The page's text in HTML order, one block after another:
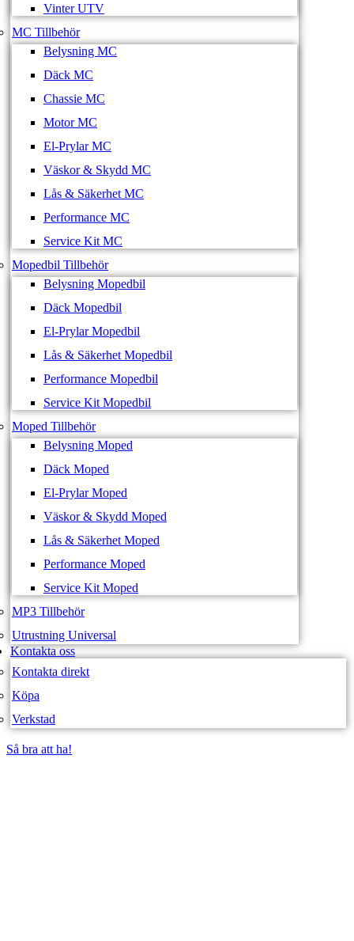
Vinter UTV
MC Tillbehör
Belysning MC
Däck MC
Chassie MC
Motor MC
El-Prylar MC
Väskor & Skydd MC
Lås & Säkerhet MC
Performance MC
Service Kit MC
Mopedbil Tillbehör
Belysning Mopedbil
Däck Mopedbil
El-Prylar Mopedbil
Lås & Säkerhet Mopedbil
Performance Mopedbil
Service Kit Mopedbil
Moped Tillbehör
Belysning Moped
Däck Moped
El-Prylar Moped
Väskor & Skydd Moped
Lås & Säkerhet Moped
Performance Moped
Service Kit Moped
MP3 Tillbehör
Utrustning Universal
Kontakta oss
Kontakta direkt
Köpa
Verkstad
Så bra att ha!